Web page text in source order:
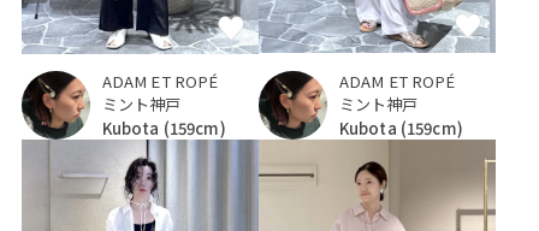
ADAM ET ROPÉ
ミント神戸
Kubota (159cm)
ADAM ET ROPÉ
ミント神戸
Kubota (159cm)